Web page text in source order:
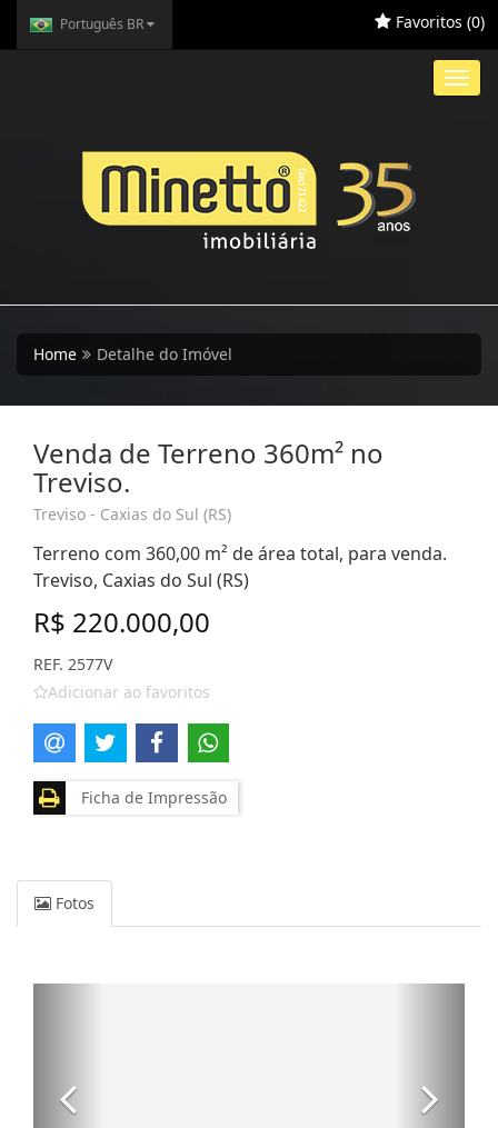
Português BR Favoritos (0)
Home Detalhe do Imóvel
Venda de Terreno 360m² no
Treviso.
Treviso - Caxias do Sul (RS)
Terreno com 360,00 m² de área total, para venda.
Treviso, Caxias do Sul (RS)
R$ 220.000,00
REF. 2577V
Adicionar ao favoritos
Ficha de Impressão
Fotos